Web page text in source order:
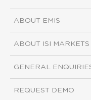
ABOUT EMIS
ABOUT ISI MARKETS
GENERAL
REQUEST DEMO